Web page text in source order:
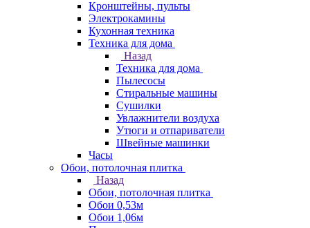
Кронштейны, пульты
Электрокамины
Кухонная техника
Техника для дома
Назад
Техника для дома
Пылесосы
Стиральные машины
Сушилки
Увлажнители воздуха
Утюги и отпариватели
Швейные машинки
Часы
Обои, потолочная плитка
Назад
Обои, потолочная плитка
Обои 0,53м
Обои 1,06м